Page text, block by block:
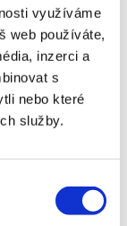
využíváme
web používáte,
inzerci a
s
nebo které
služby.